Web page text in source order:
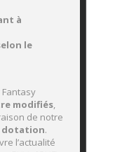
à
le
modifiés,
de notre
dotation.
l’actualité